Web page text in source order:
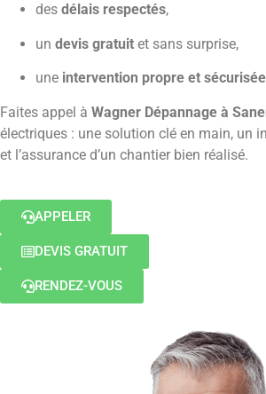
des délais respectés,
un devis gratuit et sans surprise,
une intervention propre et sécurisée
Faites appel à Wagner Dépannage à
électriques : une solution clé en main, un
et l’assurance d’un chantier bien réalisé.
APPELER
DEVIS GRATUIT
RENDEZ-VOUS